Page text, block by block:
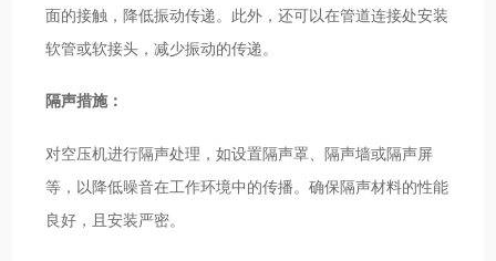
面的接触，降低振动传递。此外，还可以在管道连接处安装
软管或软接头，减少振动的传递。
隔声措施：
对空压机进行隔声处理，如设置隔声罩、隔声墙或隔声屏
等，以降低噪音在工作环境中的传播。确保隔声材料的性能
良好，且安装严密。